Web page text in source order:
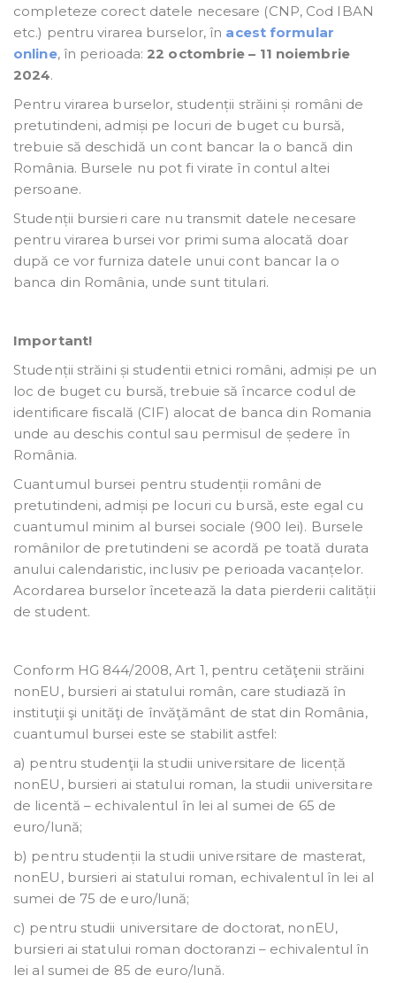
completeze corect datele necesare (CNP, Cod IBAN
etc.) pentru virarea burselor, în acest formular
online, în perioada:22 octombrie – 11 noiembrie
2024.
Pentru virarea burselor, studenții străini și români de
pretutindeni, admiși pe locuri de buget cu bursă,
trebuie să deschidă un cont bancar la o bancă din
România. Bursele nu pot fi virate în contul altei
persoane.
Studenții bursieri care nu transmit datele necesare
pentru virarea bursei vor primi suma alocată doar
după ce vor furniza datele unui cont bancar la o
banca din România, unde sunt titulari.
Important!
Studenții străini și studentii etnici români, admiși pe un
loc de buget cu bursă, trebuie să încarce codul de
identificare fiscală (CIF) alocat de banca din Romania
unde au deschis contul sau permisul de ședere în
România.
Cuantumul bursei pentru studenții români de
pretutindeni, admiși pe locuri cu bursă, este egal cu
cuantumul minim al bursei sociale (900 lei). Bursele
românilor de pretutindeni se acordă pe toată durata
anului calendaristic, inclusiv pe perioada vacanțelor.
Acordarea burselor încetează la data pierderii calității
de student.
Conform HG 844/2008, Art 1, pentru cetăţenii străini
nonEU, bursieri ai statului român, care studiază în
instituţii şi unităţi de învăţământ de stat din România,
cuantumul bursei este se stabilit astfel:
a) pentru studenţii la studii universitare de licență
nonEU, bursieri ai statului roman, la studii universitare
de licentă – echivalentul în lei al sumei de 65 de
euro/lună;
b) pentru studenții la studii universitare de masterat,
nonEU, bursieri ai statului roman, echivalentul în lei al
sumei de 75 de euro/lună;
c) pentru studii universitare de doctorat, nonEU,
bursieri ai statului roman doctoranzi – echivalentul în
lei al sumei de 85 de euro/lună.